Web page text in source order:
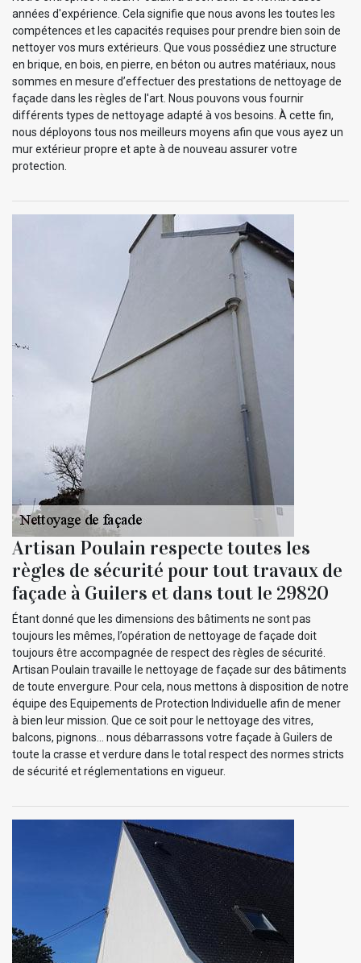
années d'expérience. Cela signifie que nous avons les toutes les
compétences et les capacités requises pour prendre bien soin de
nettoyer vos murs extérieurs. Que vous possédiez une structure
en brique, en bois, en pierre, en béton ou autres matériaux, nous
sommes en mesure d’effectuer des prestations de nettoyage de
façade dans les règles de l'art. Nous pouvons vous fournir
différents types de nettoyage adapté à vos besoins. À cette fin,
nous déployons tous nos meilleurs moyens afin que vous ayez un
mur extérieur propre et apte à de nouveau assurer votre
protection.
Artisan Poulain respecte toutes les
règles de sécurité pour tout travaux de
façade à Guilers et dans tout le 29820
Étant donné que les dimensions des bâtiments ne sont pas
toujours les mêmes, l’opération de nettoyage de façade doit
toujours être accompagnée de respect des règles de sécurité.
Artisan Poulain travaille le nettoyage de façade sur des bâtiments
de toute envergure. Pour cela, nous mettons à disposition de notre
équipe des Equipements de Protection Individuelle afin de mener
à bien leur mission. Que ce soit pour le nettoyage des vitres,
balcons, pignons… nous débarrassons votre façade à Guilers de
toute la crasse et verdure dans le total respect des normes stricts
de sécurité et réglementations en vigueur.